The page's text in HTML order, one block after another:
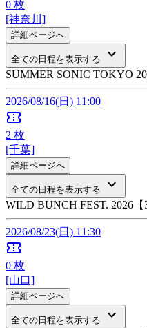
0 枚
[神奈川]
詳細ページへ
全ての日程を表示する keyboard_arrow_down
SUMMER SONIC TOKYO
2026/08/16(日) 11:00
confirmation_number
2 枚
[千葉]
詳細ページへ
全ての日程を表示する keyboard_arrow_down
WILD BUNCH FEST. 2026【
2026/08/23(日) 11:30
confirmation_number
0 枚
[山口]
詳細ページへ
全ての日程を表示する keyboard_arrow_down